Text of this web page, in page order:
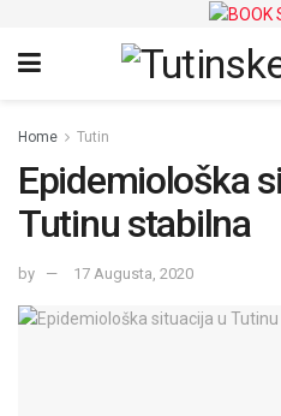
Home Tutin
Epidemiološka
Tutinu stabilna
by 17 Augusta, 2020